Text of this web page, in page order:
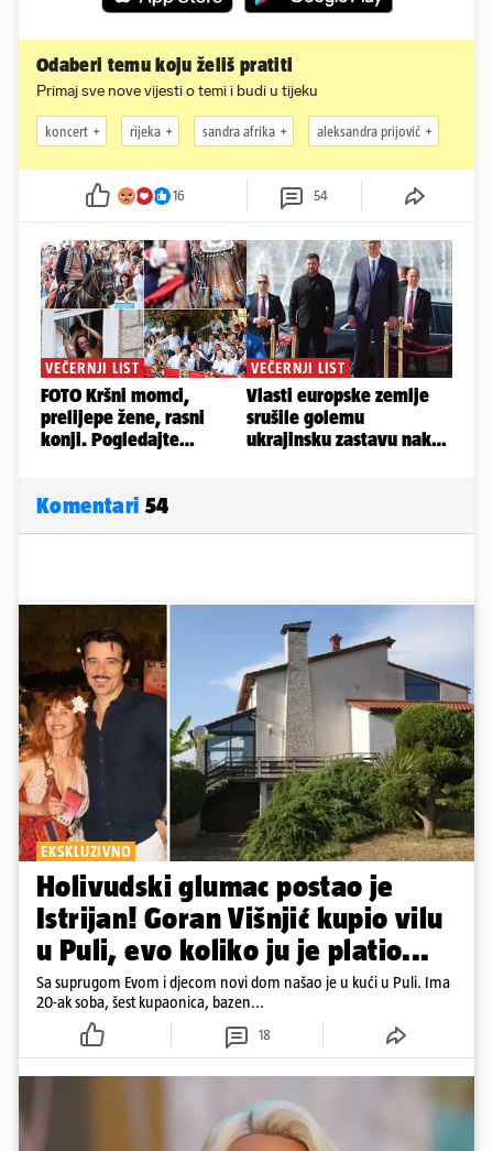
Odaberi temu koju želiš pratiti
Primaj sve nove vijesti o temi i budi u tijeku
koncert rijeka sandra afrika aleksandra prijović
16 54
Komentari 54
EKSKLUZIVNO
Holivudski glumac postao je
Istrijan! Goran Višnjić kupio vilu
u Puli, evo koliko ju je platio...
Sa suprugom Evom i djecom novi dom našao je u kući u Puli. Ima
20-ak soba, šest kupaonica, bazen...
18